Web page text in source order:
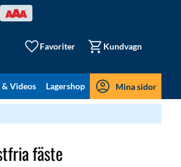
Favoriter Kundvagn
Videos Lagershop Mina sidor
fäste